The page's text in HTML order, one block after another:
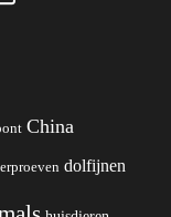
China
dolfijnen